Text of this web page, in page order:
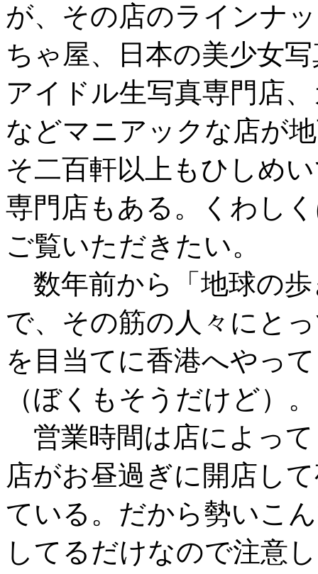
が、その店のラインナ
ちゃ屋、日本の美少女
アイドル生写真専門店
などマニアックな店が
そ二百軒以上もひしめ
専門店もある。くわし
ご覧いただきたい。
数年前から「地球の
で、その筋の人々にと
を目当てに香港へやっ
（ぼくもそうだけど）。
営業時間は店によっ
店がお昼過ぎに開店し
ている。だから勢いこ
してるだけなので注意